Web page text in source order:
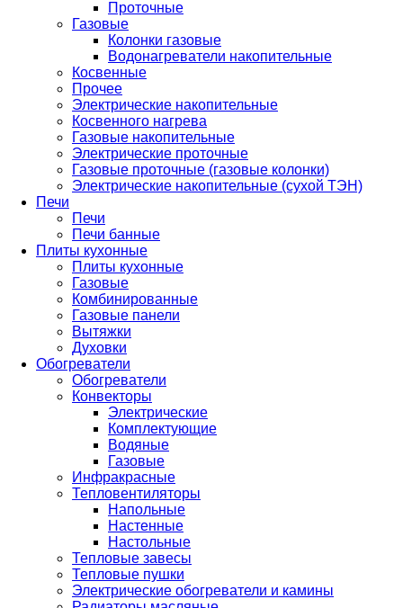
Проточные
Газовые
Колонки газовые
Водонагреватели накопительные
Косвенные
Прочее
Электрические накопительные
Косвенного нагрева
Газовые накопительные
Электрические проточные
Газовые проточные (газовые колонки)
Электрические накопительные (сухой ТЭН)
Печи
Печи
Печи банные
Плиты кухонные
Плиты кухонные
Газовые
Комбинированные
Газовые панели
Вытяжки
Духовки
Обогреватели
Обогреватели
Конвекторы
Электрические
Комплектующие
Водяные
Газовые
Инфракрасные
Тепловентиляторы
Напольные
Настенные
Настольные
Тепловые завесы
Тепловые пушки
Электрические обогреватели и камины